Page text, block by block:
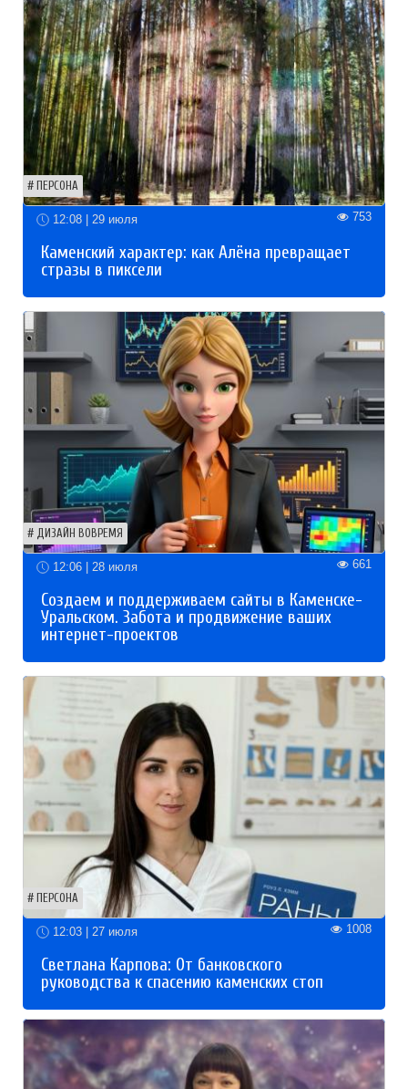
ПЕРСОНА
12:08 | 29 июля 753
Каменский характер: как Алёна превращает
стразы в пиксели
ДИЗАЙН ВОВРЕМЯ
12:06 | 28 июля 661
Создаем и поддерживаем сайты в Каменске-
Уральском. Забота и продвижение ваших
интернет-проектов
ПЕРСОНА
12:03 | 27 июля 1008
Светлана Карпова: От банковского
руководства к спасению каменских стоп